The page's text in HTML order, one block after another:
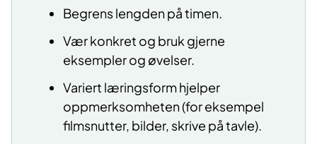
Begrens lengden på timen.
Vær konkret og bruk gjerne
eksempler og øvelser.
Variert læringsform hjelper
oppmerksomheten (for eksempel
filmsnutter, bilder, skrive på tavle).